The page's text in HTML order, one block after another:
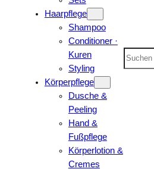
Haarpflege
Shampoo
Conditioner ·
Kuren
Styling
Körperpflege
Dusche &
Peeling
Hand &
Fußpflege
Körperlotion &
Cremes
Suchen